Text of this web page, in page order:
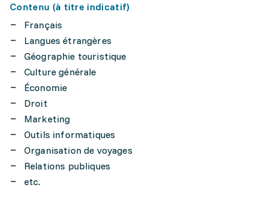
Contenu (à titre indicatif)
Français
Langues étrangères
Géographie touristique
Culture générale
Économie
Droit
Marketing
Outils informatiques
Organisation de voyages
Relations publiques
etc.